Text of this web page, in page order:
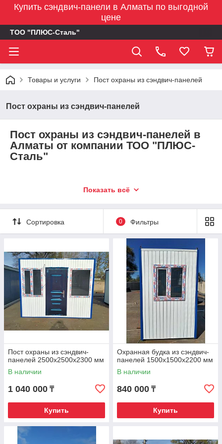
Купить сэндвич-панели в Алматы по выгодной
цене
ТОО "ПЛЮС-Сталь"
Товары и услуги Пост охраны из сэндвич-панелей
Пост охраны из сэндвич-панелей
Пост охраны из сэндвич-панелей в
Алматы от компании ТОО "ПЛЮС-
Сталь"
Заказать и обеспечить безопасность вашего
Компания ТОО 'ПЛЮС-Сталь' предлагает вам
современные и надежные посты охраны из сэндвич-
панелей – отличное решение для обеспечения
безопасности вашего объекта в Алматы. Наши посты
охраны, включая охранную будку или КПП
(контрольно-пропускной пункт), изготовлены с
использованием качественных материалов,
обеспечивая прочность и долговечность.
Особенности постов охраны:
Будки 2 размеров: 1500х1500х2200 мм
и 2500х2500х2300 мм, со стенами и крышей из
декоративной панели (сайдинг), утепленных
минеральной плитой толщиной 100 мм,
обеспечивает надежную защиту.
Утепленный пол из минеральной плиты,
покрытый ДСП и стандартным линолеумом,
обеспечивает комфорт.
утепленного размера 860х2000 мм и окно из
ПВХ размером 800х900 мм обеспечивают
безопасность и удобство использования.
Электрическое обеспечение включает
Показать всё
Сортировка 0 Фильтры
Пост охраны из сэндвич-
панелей 2500х2500х2300 мм
В наличии
1 040 000 ₸
Купить
Охранная будка из сэндвич-
панелей 1500х1500х2200 мм
В наличии
840 000 ₸
Купить